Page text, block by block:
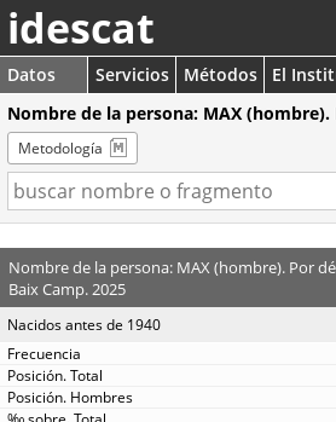
idescat
Datos Servicios Métodos
El
Nombre de la persona: MAX (hombre).
Metodología
Nombre de la persona: MAX (hombre). Por
Baix Camp. 2025
Nacidos antes de 1940